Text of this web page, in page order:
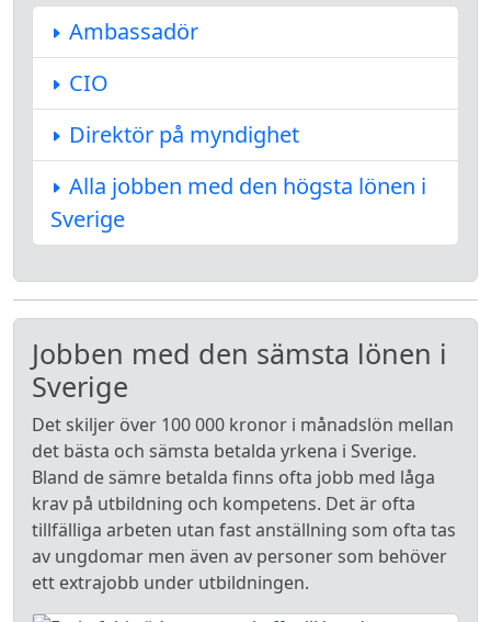
Ambassadör
CIO
Direktör på myndighet
Alla jobben med den högsta lönen i
Sverige
Jobben med den sämsta lönen i
Sverige
Det skiljer över 100 000 kronor i månadslön mellan
det bästa och sämsta betalda yrkena i Sverige.
Bland de sämre betalda finns ofta jobb med låga
krav på utbildning och kompetens. Det är ofta
tillfälliga arbeten utan fast anställning som ofta tas
av ungdomar men även av personer som behöver
ett extrajobb under utbildningen.